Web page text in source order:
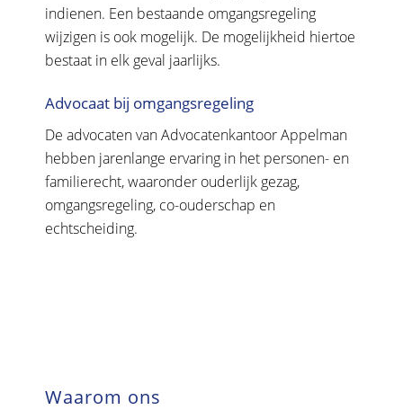
indienen. Een bestaande omgangsregeling
wijzigen is ook mogelijk. De mogelijkheid hiertoe
bestaat in elk geval jaarlijks.
Advocaat bij omgangsregeling
De advocaten van Advocatenkantoor Appelman
hebben jarenlange ervaring in het personen- en
familierecht, waaronder ouderlijk gezag,
omgangsregeling, co-ouderschap en
echtscheiding.
Waarom ons